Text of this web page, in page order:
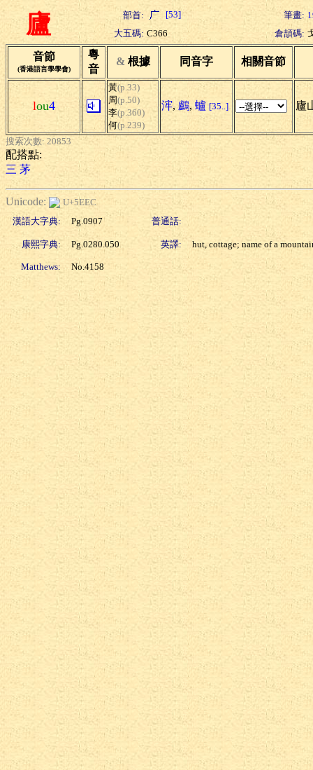
廬 部首: [53] 筆畫:
大五碼: C366 倉頡碼:
音節
(香港語言學學會)
粵
音
& 根據 同音字 相關音節
lou4
黃(p.33)
周(p.50)
李(p.360)
何(p.239)
浶, 鸕, 蠦 [35..] 廬
搜索次數: 20853
配搭點:
三 茅
Unicode:
U+5EEC
漢語大字典:
Pg.0907 普通話:
康熙字典: Pg.0280.050 英譯: hut, cottage; name of a
Matthews: No.4158